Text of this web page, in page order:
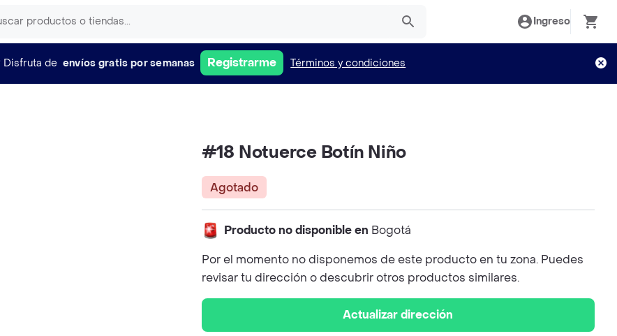
Ingreso
Disfruta de envíos gratis por semanas Registrarme Términos y condiciones
#18 Notuerce Botín Niño
Agotado
Producto no disponible en Bogotá
Por el momento no disponemos de este producto en tu zona. Puedes
revisar tu dirección o descubrir otros productos similares.
Actualizar dirección